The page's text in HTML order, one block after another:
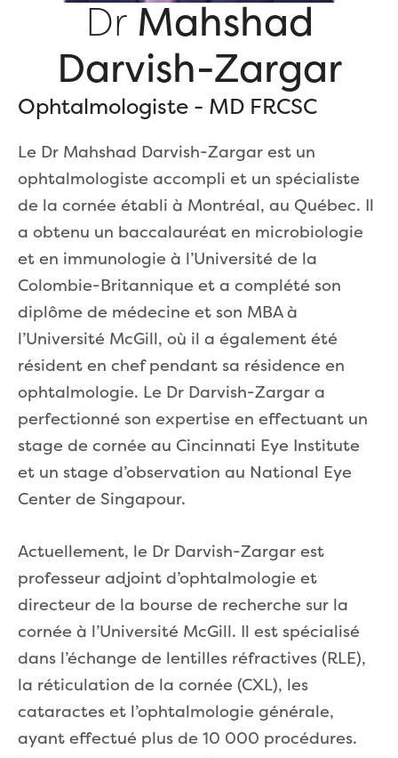
Dr Mahshad
Darvish-Zargar
Ophtalmologiste - MD FRCSC
Le Dr Mahshad Darvish-Zargar est un
ophtalmologiste accompli et un spécialiste
de la cornée établi à Montréal, au Québec. Il
a obtenu un baccalauréat en microbiologie
et en immunologie à l’Université de la
Colombie-Britannique et a complété son
diplôme de médecine et son MBA à
l’Université McGill, où il a également été
résident en chef pendant sa résidence en
ophtalmologie. Le Dr Darvish-Zargar a
perfectionné son expertise en effectuant un
stage de cornée au Cincinnati Eye Institute
et un stage d’observation au National Eye
Center de Singapour.
Actuellement, le Dr Darvish-Zargar est
professeur adjoint d’ophtalmologie et
directeur de la bourse de recherche sur la
cornée à l’Université McGill. Il est spécialisé
dans l’échange de lentilles réfractives (RLE),
la réticulation de la cornée (CXL), les
cataractes et l’ophtalmologie générale,
ayant effectué plus de 10 000 procédures.